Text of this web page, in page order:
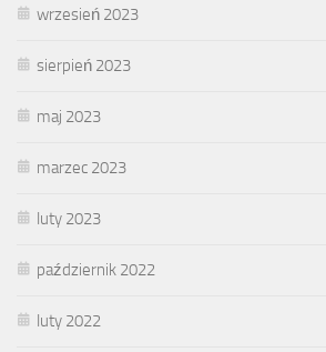
wrzesień 2023
sierpień 2023
maj 2023
marzec 2023
luty 2023
październik 2022
luty 2022